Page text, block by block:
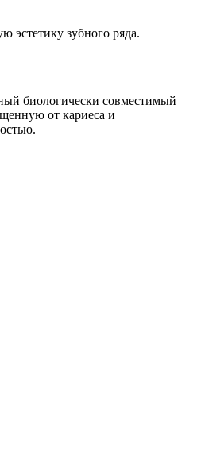
эстетику зубного ряда.
биологически совместимый
от кариеса и